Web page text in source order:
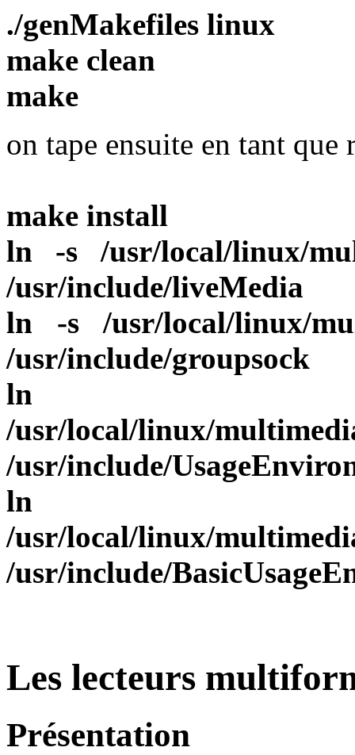
./genMakefiles linux
make clean
make
on tape ensuite en tant que
make install
ln -s /usr/local/linux/
/usr/include/liveMedia
ln -s /usr/local/linux/
/usr/include/groupsock
ln
/usr/local/linux/
/usr/include/
ln
/usr/local/linux/
/usr/include/
Les lecteurs
Présentation